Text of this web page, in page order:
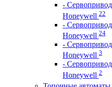
-
Honeywell 22
-
Honeywell 24
-
Honeywell 3
-
Honeywell 2